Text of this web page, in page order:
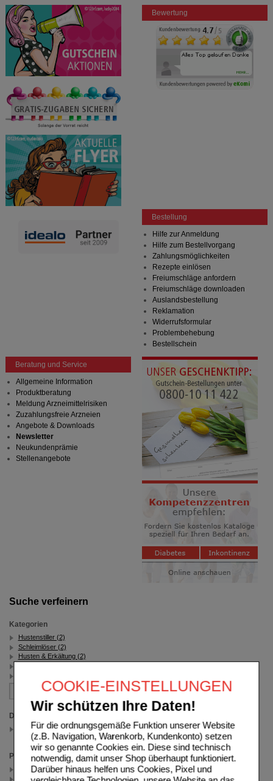
COOKIE-EINSTELLUNGEN
Wir schützen Ihre Daten!
Für die ordnungsgemäße Funktion unserer Website
(z.B. Navigation, Warenkorb, Kundenkonto) setzen
wir so genannte Cookies ein. Diese sind technisch
notwendig, damit unser Shop überhaupt funktioniert.
Darüber hinaus helfen uns Cookies, Pixel und
Suche verfeinern
Kategorien
Hustenstiller (2)
Schleimlöser (2)
Husten & Erkältung (2)
Darreichungsform
Saft
(auswahl entfernen)
Packungsgröße
250 ml (1)
100 ml (1)
Bewertung
Bestellung
Hilfe zur Anmeldung
Hilfe zum Bestellvorgang
Zahlungsmöglichkeiten
Rezepte einlösen
Freiumschläge anfordern
Freiumschläge downloaden
Auslandsbestellung
Reklamation
Widerrufsformular
Problembehebung
Bestellschein
Beratung und Service
Allgemeine Information
Produktberatung
Meldung Arzneimittelrisiken
Zuzahlungsfreie Arzneien
Angebote & Downloads
Newsletter
Neukundenprämie
Stellenangebote